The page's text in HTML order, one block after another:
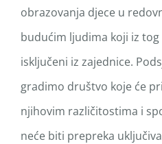
obrazovanja djece u
budućim ljudima koji iz
isključeni iz zajednice.
gradimo društvo koje će
njihovim različitostima i
neće biti prepreka